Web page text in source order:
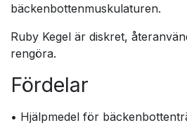
bäckenbottenmuskulaturen.
Ruby Kegel är diskret,
rengöra.
Fördelar
• Hjälpmedel för